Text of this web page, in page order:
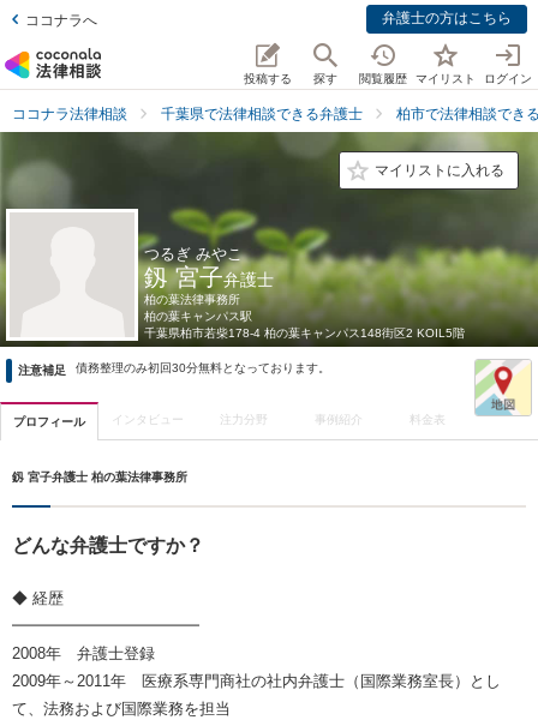
ココナラへ 弁護士の方はこちら
投稿する 探す 閲覧履歴 マイリスト ログイン
ココナラ法律相談 千葉県で法律相談できる弁護士 柏市で法律相談でき
マイリストに入れる
つるぎ みやこ
釼 宮子弁護士
柏の葉法律事務所
柏の葉キャンパス駅
千葉県柏市若柴178-4 柏の葉キャンパス148街区2 KOIL5階
注意補足 債務整理のみ初回30分無料となっております。
プロフィール インタビュー 注力分野 事例紹介 料金表
釼 宮子弁護士 柏の葉法律事務所
どんな弁護士ですか？
◆ 経歴
━━━━━━━━━━━━
2008年 弁護士登録
2009年～2011年 医療系専門商社の社内弁護士（国際業務室長）とし
て、法務および国際業務を担当